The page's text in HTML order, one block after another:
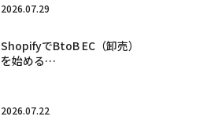
2026.07.29
ShopifyでBtoB EC（卸売）
を始める…
2026.07.22